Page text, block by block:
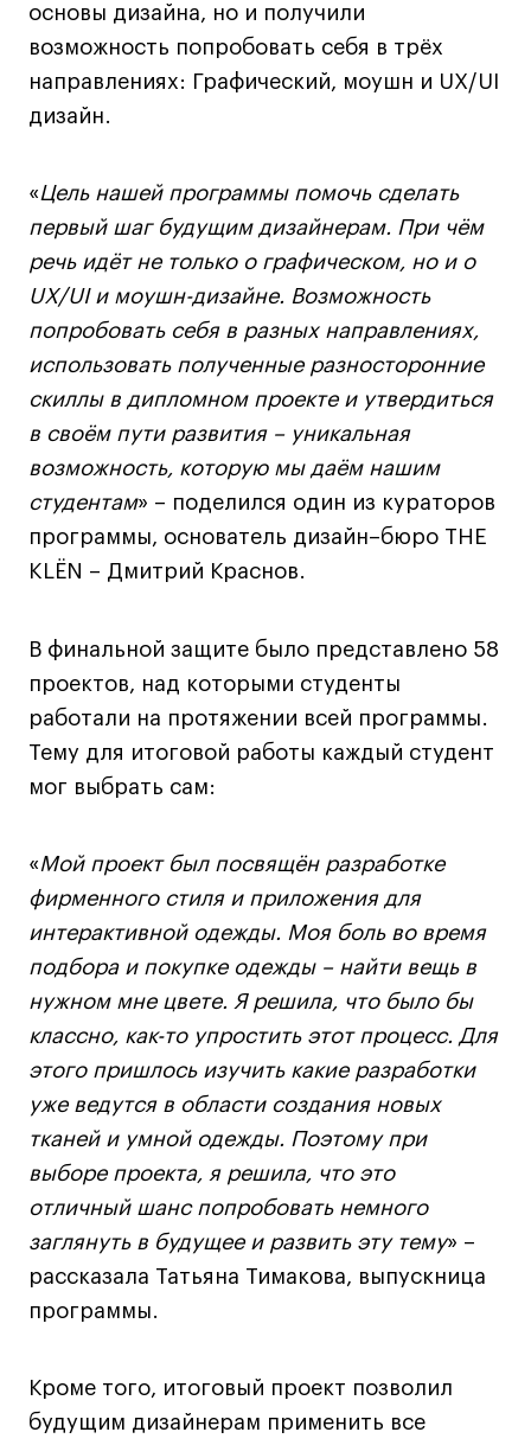
Лайфстайл
Навыки предпринимателя и управленца
Онлайн
Маркетинг и генерация лидов
Фотография
Очно + онлайн
Все программы
Техникум
Специалист кино- и медиапродакшена
Графический дизайнер
Цифровой маркетолог
Технолог-конструктор одежды
Коммерческий фотограф
Все программы
Для школьников
Интенсивы
Среднесрочные
Долгосрочные
О школе
Новости
События
Блог
Преподаватели
Лицензии и аккредитации
Для прессы
Связи с индустрией
Поступающим
Условия поступления
основы дизайна, но и получили
возможность попробовать себя в трёх
направлениях: Графический, моушн и UX/UI
дизайн.
«Цель нашей программы помочь сделать
первый шаг будущим дизайнерам. При чём
речь идёт не только о графическом, но и о
UX/UI и моушн-дизайне. Возможность
попробовать себя в разных направлениях,
использовать полученные разносторонние
скиллы в дипломном проекте и утвердиться
в своём пути развития – уникальная
возможность, которую мы даём нашим
студентам» – поделился один из кураторов
программы, основатель дизайн–бюро THE
KLЁN – Дмитрий Краснов.
В финальной защите было представлено 58
проектов, над которыми студенты
работали на протяжении всей программы.
Тему для итоговой работы каждый студент
мог выбрать сам:
«Мой проект был посвящён разработке
фирменного стиля и приложения для
интерактивной одежды. Моя боль во время
подбора и покупке одежды – найти вещь в
нужном мне цвете. Я решила, что было бы
классно, как-то упростить этот процесс. Для
этого пришлось изучить какие разработки
уже ведутся в области создания новых
тканей и умной одежды. Поэтому при
выборе проекта, я решила, что это
отличный шанс попробовать немного
заглянуть в будущее и развить эту тему» –
рассказала Татьяна Тимакова, выпускница
программы.
Кроме того, итоговый проект позволил
будущим дизайнерам применить все